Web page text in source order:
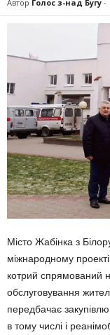
Автор Голос з-над Бугу -
Місто Жабінка з
міжнародному
котрий спрямований
обслуговування
передбачає
в тому числі і